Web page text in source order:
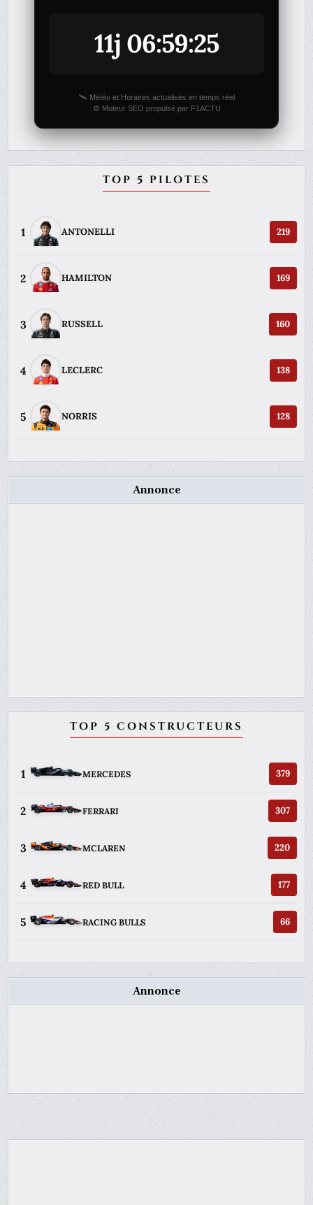
11j 06:59:25
🛰️ Météo et Horaires actualisés en temps réel
⚙️ Moteur SEO propulsé par F1ACTU
TOP 5 PILOTES
1 ANTONELLI 219
2 HAMILTON 169
3 RUSSELL 160
4 LECLERC 138
5 NORRIS 128
Annonce
TOP 5 CONSTRUCTEURS
1 MERCEDES 379
2 FERRARI 307
3 MCLAREN 220
4 RED BULL 177
5 RACING BULLS 66
Annonce